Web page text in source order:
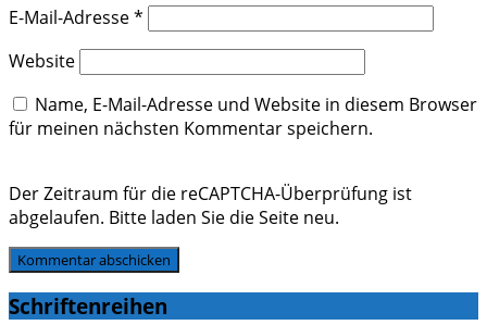
E-Mail-Adresse*
Website
Name, E-Mail-Adresse und Website in diesem Browser
für meinen nächsten Kommentar speichern.
Der Zeitraum für die reCAPTCHA-Überprüfung ist
abgelaufen. Bitte laden Sie die Seite neu.
Schriftenreihen